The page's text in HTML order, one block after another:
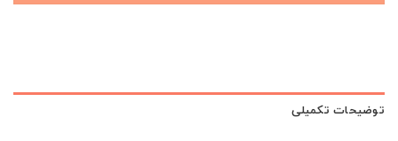
توضیحات تکمیلی